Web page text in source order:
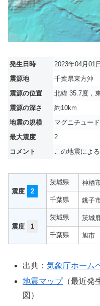
発生日時
2023年04月01
震源地
千葉県東方沖
震源の位置
北緯 35.7度，
震源の深さ
約10km
地震の規模
マグニチュー
最大震度
2
コメント
この地震によ
震度 2
茨城県 神栖
千葉県 銚子
震度 1
茨城県 茨城
千葉県 旭市
出典：気象庁ホーム
地震マップ（最近発
図）